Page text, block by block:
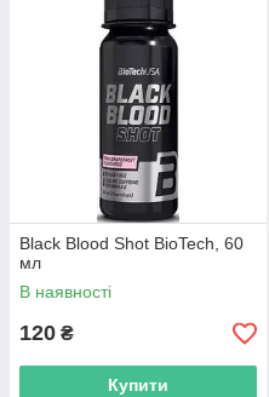
Black Blood Shot BioTech, 60
мл
В наявності
120 ₴
Купити